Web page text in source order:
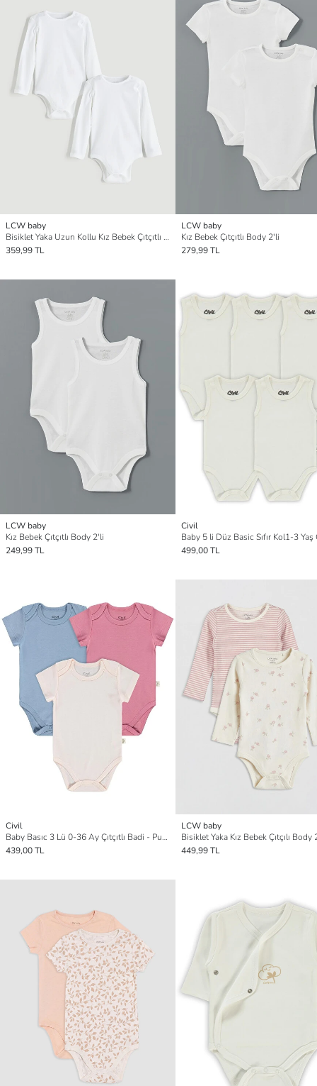
LCW baby
Bisiklet Yaka Uzun Kollu Kız Bebek Çıtçıtlı Body 2'li
359,99 TL
LCW baby
Kız Bebek Çıtçıtlı Body 2'li
279,99 TL
LCW baby
Kız Bebek Çıtçıtlı Body 2'li
249,99 TL
Civil
499,00 TL
Civil
Baby Basıc 3 Lü 0-36 Ay Çıtçıtlı Badi - Pudra 1-3 Ay
439,00 TL
LCW baby
Bisiklet Yaka Kız Bebek Çıtçılı Body
449,99 TL